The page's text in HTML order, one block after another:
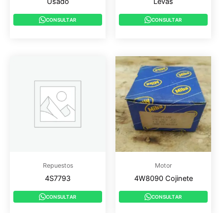
CONSULTAR CONSULTAR
Repuestos
4S7793
CONSULTAR
Motor
4W8090 Cojinete
CONSULTAR